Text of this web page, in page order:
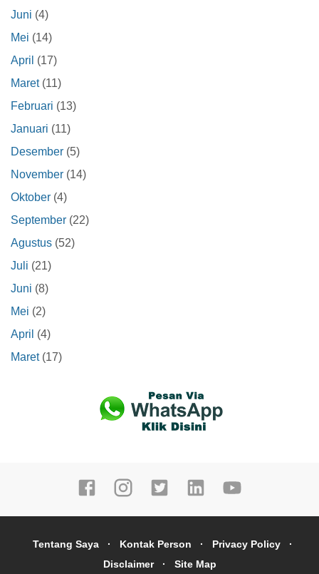
Juni (4)
Mei (14)
April (17)
Maret(11)
Februari (13)
Januari (11)
Desember (5)
November (14)
Oktober (4)
September (22)
Agustus (52)
Juli (21)
Juni (8)
Mei (2)
April (4)
Maret(17)
Tentang Saya Kontak Person
Privacy Policy
Disclaimer
Site Map